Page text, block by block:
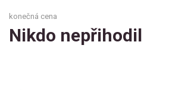
konečná cena
Nikdo nepřihodil